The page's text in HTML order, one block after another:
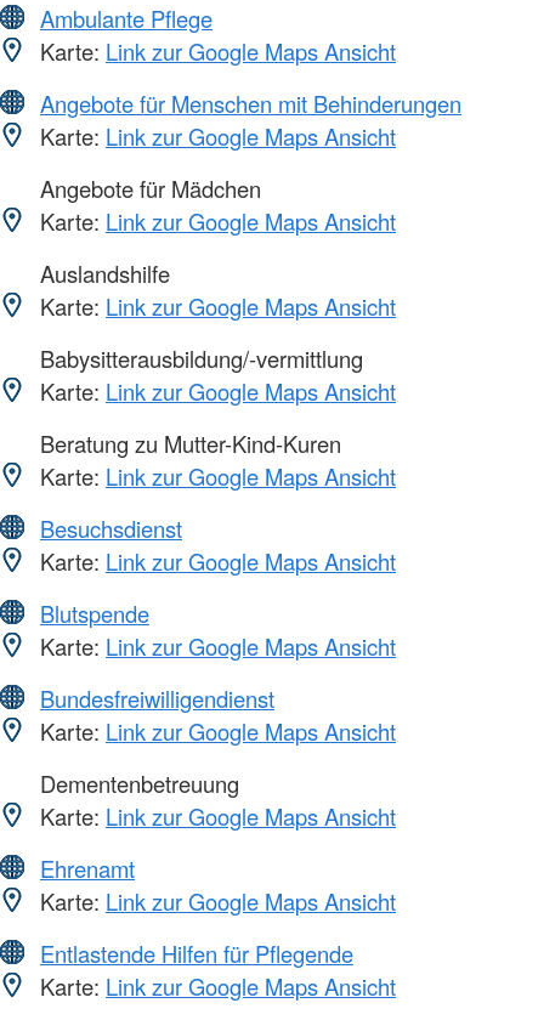
Ambulante Pflege
Karte: Link zur Google Maps Ansicht
Angebote für Menschen mit Behinderungen
Karte: Link zur Google Maps Ansicht
Angebote für Mädchen
Karte: Link zur Google Maps Ansicht
Auslandshilfe
Karte: Link zur Google Maps Ansicht
Babysitterausbildung/-vermittlung
Karte: Link zur Google Maps Ansicht
Beratung zu Mutter-Kind-Kuren
Karte: Link zur Google Maps Ansicht
Besuchsdienst
Karte: Link zur Google Maps Ansicht
Blutspende
Karte: Link zur Google Maps Ansicht
Bundesfreiwilligendienst
Karte: Link zur Google Maps Ansicht
Dementenbetreuung
Karte: Link zur Google Maps Ansicht
Ehrenamt
Karte: Link zur Google Maps Ansicht
Entlastende Hilfen für Pflegende
Karte: Link zur Google Maps Ansicht